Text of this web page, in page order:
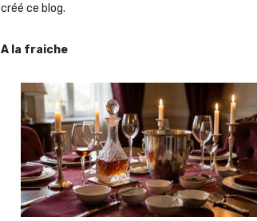
créé ce blog.
A la fraiche